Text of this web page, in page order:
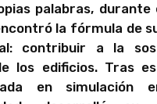
palabras,
la fórmula de
contribuir a la
los edificios. Tras
en simulación